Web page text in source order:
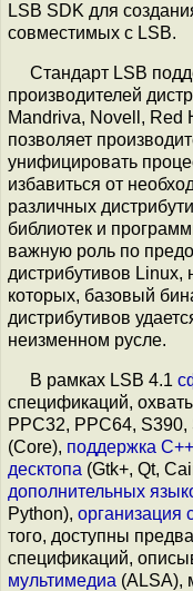
LSB SDK для
совместимых с LSB.
Стандарт LSB
производителей
Mandriva, Novell, Red
позволяет
унифицировать
избавиться от
различных
библиотек и
важную роль по
дистрибутивов Linux,
которых, базовый
дистрибутивов
неизменном русле.
В рамках LSB 4.1
спецификаций,
PPC32, PPC64,
(Core), поддержка C++
десктопа (Gtk+, Qt,
дополнительных
Python), организация
того, доступны
спецификаций,
мультимедиа (ALSA),